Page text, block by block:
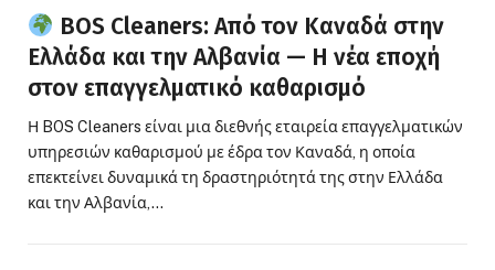
BOS Cleaners: Από τον Καναδά στην
Ελλάδα και την Αλβανία — Η νέα εποχή
στον επαγγελματικό καθαρισμό
Η BOS Cleaners είναι μια διεθνής εταιρεία επαγγελματικών
υπηρεσιών καθαρισμού με έδρα τον Καναδά, η οποία
επεκτείνει δυναμικά τη δραστηριότητά της στην Ελλάδα
και την Αλβανία,…